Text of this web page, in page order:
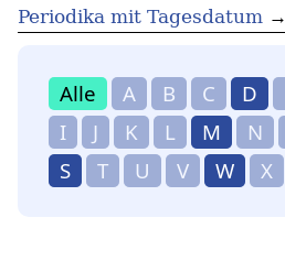
Periodika mit Tagesdatum →
Alle A B C D
I
J K L M N
S
T U V W X